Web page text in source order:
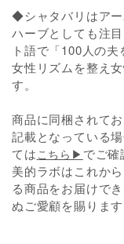
◆シャタバリはア
ハーブとしても注
ト語で「100人の
女性リズムを整え
す。
商品に同梱されて
記載となっている
てはこちら▶ でご確
美的ラボはこれか
る商品をお届けで
ぬご愛顧を賜りま